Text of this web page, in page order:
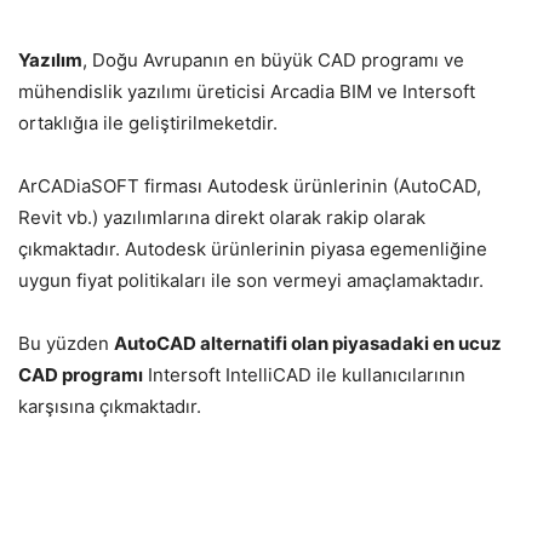
Yazılım, Doğu Avrupanın en büyük CAD programı ve
mühendislik yazılımı üreticisi Arcadia BIM ve Intersoft
ortaklığıa ile geliştirilmeketdir.
ArCADiaSOFT firması Autodesk ürünlerinin (AutoCAD,
Revit vb.) yazılımlarına direkt olarak rakip olarak
çıkmaktadır. Autodesk ürünlerinin piyasa egemenliğine
uygun fiyat politikaları ile son vermeyi amaçlamaktadır.
Bu yüzden AutoCAD alternatifi olan piyasadaki en ucuz
CAD programı Intersoft IntelliCAD ile kullanıcılarının
karşısına çıkmaktadır.